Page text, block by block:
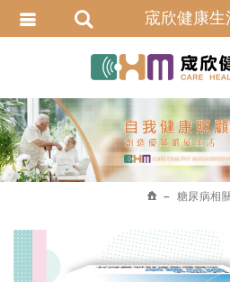
糖尿病相
宬欣健康生
會員登
忘記密
訂單查
追蹤清
繁體中